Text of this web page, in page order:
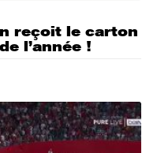
reçoit le carton
l’année !